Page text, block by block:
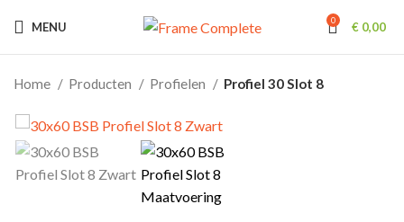
MENU 0 € 0,00
Home Producten Profielen Profiel 30 Slot 8